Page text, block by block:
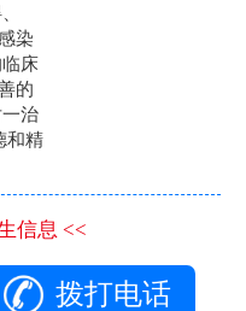
染
床
的
治
和精
信息 <<
拨打电话